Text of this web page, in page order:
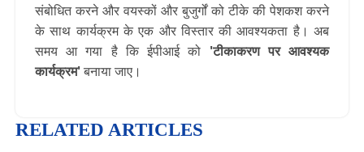
संबोधित करने और वयस्कों और बुजुर्गों को टीके की पेशकश करने
के साथ कार्यक्रम के एक और विस्तार की आवश्यकता है। अब
समय आ गया है कि ईपीआई को 'टीकाकरण पर आवश्यक
कार्यक्रम'बनाया जाए।
RELATED ARTICLES